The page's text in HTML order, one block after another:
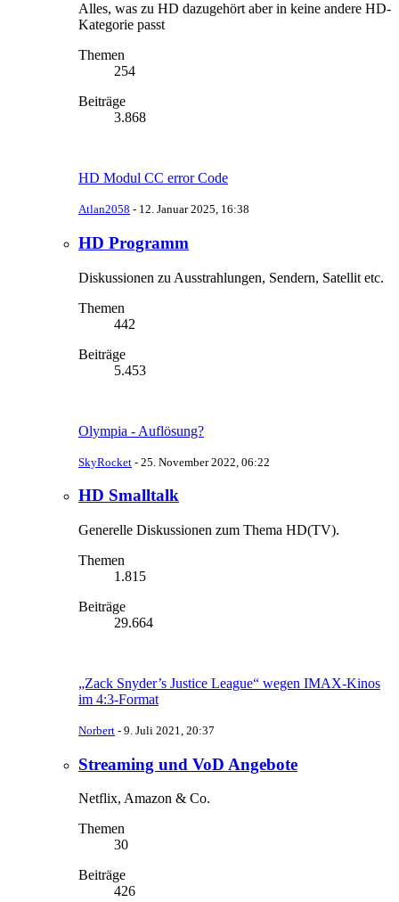
Alles, was zu HD dazugehört aber in keine andere HD-
Kategorie passt
Themen
254
Beiträge
3.868
HD Modul CC error Code
Atlan2058 - 12. Januar 2025, 16:38
HD Programm
Diskussionen zu Ausstrahlungen, Sendern, Satellit etc.
Themen
442
Beiträge
5.453
Olympia - Auflösung?
SkyRocket - 25. November 2022, 06:22
HD Smalltalk
Generelle Diskussionen zum Thema HD(TV).
Themen
1.815
Beiträge
29.664
„Zack Snyder’s Justice League“ wegen IMAX-Kinos
im 4:3-Format
Norbert - 9. Juli 2021, 20:37
Streaming und VoD Angebote
Netflix, Amazon & Co.
Themen
30
Beiträge
426